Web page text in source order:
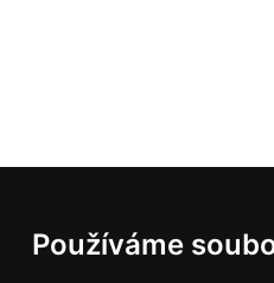
Používáme